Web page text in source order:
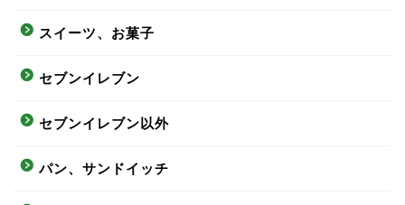
スイーツ、お菓子
セブンイレブン
セブンイレブン以外
パン、サンドイッチ